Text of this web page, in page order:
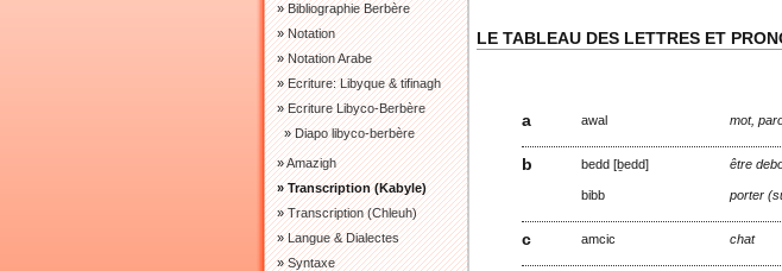
»Bibliographie Berbère
»Notation
»Notation Arabe
»Ecriture: Libyque & tifinagh
»Ecriture Libyco-Berbère
»Diapo libyco-berbère
»Amazigh
» Transcription (Kabyle)
»Transcription (Chleuh)
»Langue & Dialectes
»Syntaxe
LE TABLEAU DES LETTRES ET
a mot,
awal
b être
bedd [ḇedd]
porter
bibb
c chat
amcic